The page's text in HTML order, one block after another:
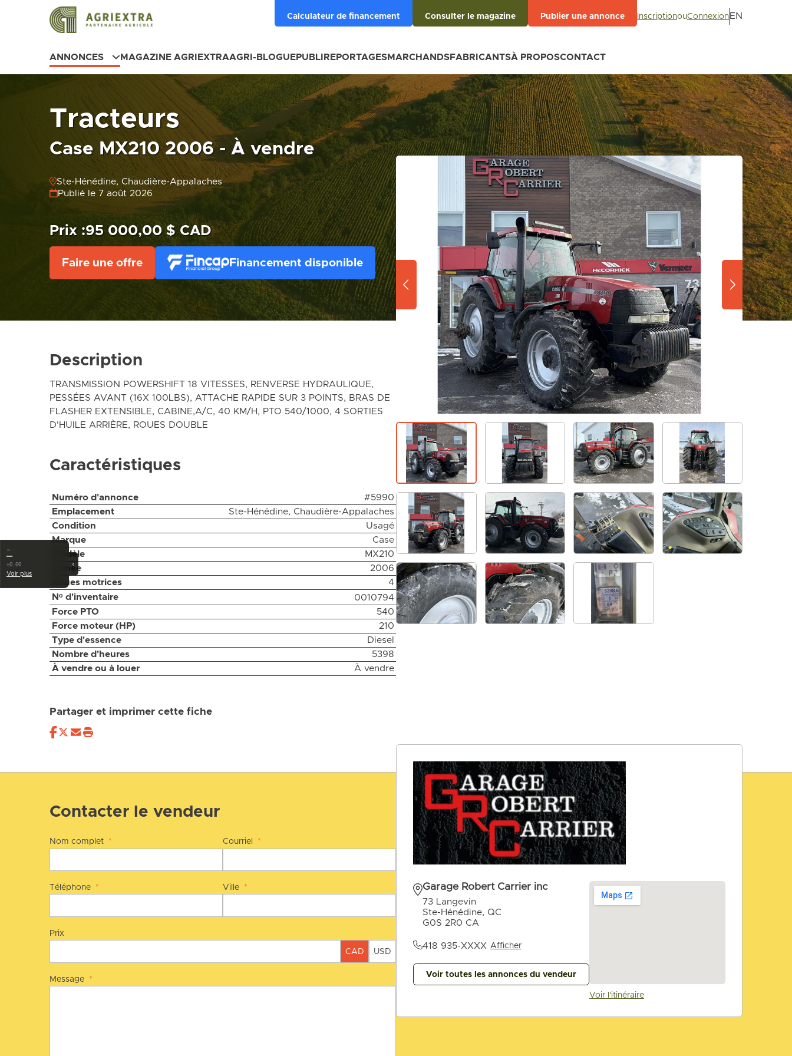
Calculateur de financement Consulter le magazine Publier une annonce InscriptionouConnexion EN
ANNONCES MAGAZINE AGRIEXTRAAGRI-BLOGUEPUBLIREPORTAGESMARCHANDSFABRICANTSÀ PROPOSCONTACT
Tracteurs
Case MX210 2006 - À vendre
Ste-Hénédine, Chaudière-Appalaches
Publié le 7 août 2026
Prix :95 000,00 $ CAD
Faire une offre Financement disponible
Description
TRANSMISSION POWERSHIFT 18 VITESSES, RENVERSE HYDRAULIQUE,
PESSÉES AVANT (16X 100LBS), ATTACHE RAPIDE SUR 3 POINTS, BRAS DE
FLASHER EXTENSIBLE, CABINE,A/C, 40 KM/H, PTO 540/1000, 4 SORTIES
D'HUILE ARRIÈRE, ROUES DOUBLE
Caractéristiques
Numéro d'annonce
#5990
Emplacement
Ste-Hénédine, Chaudière-Appalaches
Condition
Usagé
Marque
Case
Modèle
MX210
Année
2006
Roues motrices
4
Nᵒ d'inventaire
0010794
Force PTO
540
Force moteur (HP)
210
Type d'essence
Diesel
Nombre d'heures
5398
À vendre ou à louer
À vendre
Partager et imprimer cette fiche
Contacter le vendeur
Nom complet * Courriel *
Téléphone * Ville *
Prix
CAD USD
Message *
Garage Robert Carrier inc
73 Langevin
Ste-Hénédine, QC
G0S 2R0 CA
418 935-XXXX Afficher
Voir toutes les annonces du vendeur
Voir l'itinéraire
‹
…
—
±0.00
Voir plus